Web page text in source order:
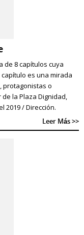
de 8 capítulos cuya
es una mirada
protagonistas o
la Plaza Dignidad,
2019 / Dirección.
Leer Más >>